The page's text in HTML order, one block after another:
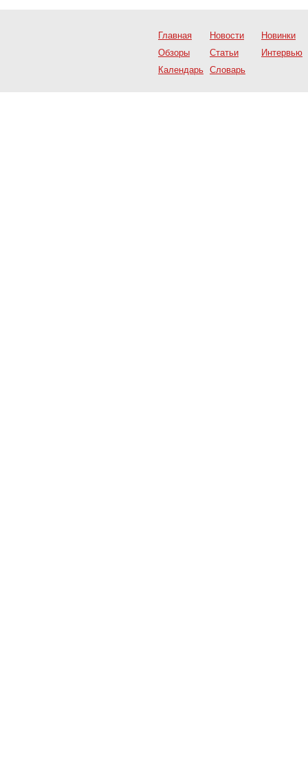
Главная Новости
Новинки
Обзоры
Статьи
Интервью
Календарь Словарь